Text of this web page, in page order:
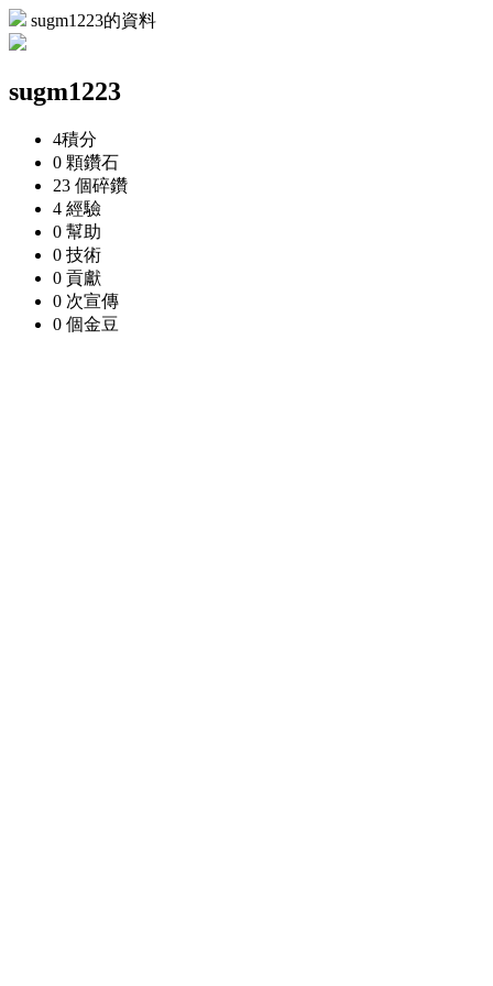
sugm1223的資料
sugm1223
4積分
0 顆鑽石
23 個碎鑽
4 經驗
0 幫助
0 技術
0 貢獻
0 次宣傳
0 個金豆